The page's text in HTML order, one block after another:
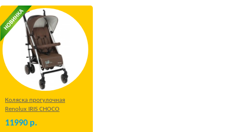
Коляска прогулочная
Renolux IRIS CHOCO
11990 р.